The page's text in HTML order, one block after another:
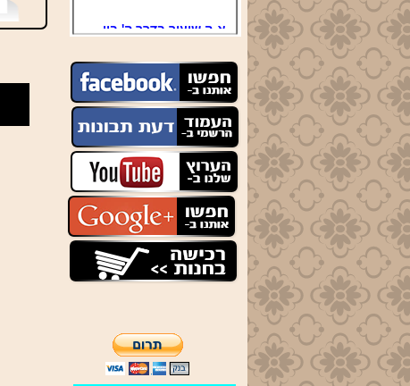
בשעה 20:30
תניינא תיקונים חדשים
21:00
ניתן לצפות באתר
בשיעורים על כל הספרים,
דעת תבונות ,
מאמר הגאולה.
תיקונים חדשים
ופרשת השבוע ע"פ הזוהר